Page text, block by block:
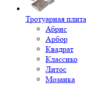
Тротуарная плита
Абрис
Арбор
Квадрат
Классико
Литос
Мозаика